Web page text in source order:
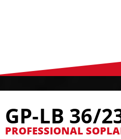
GP-LB 36/
PROFESSIONAL